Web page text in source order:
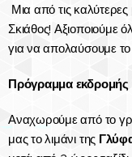
Μια από τις
Σκιάθος! Αξιοποιούμε
για να απολαύσουμε το
Πρόγραμμα εκδρομής
Αναχωρούμε από το
μας το λιμάνι της